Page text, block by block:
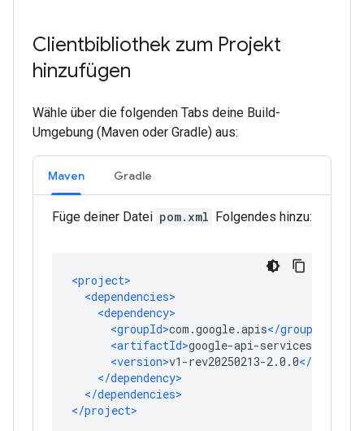
Clientbibliothek zum Projekt
hinzufügen
Wähle über die folgenden Tabs deine Build-
Umgebung (Maven oder Gradle) aus:
Maven Gradle
Füge deiner Datei pom.xml Folgendes hinzu: